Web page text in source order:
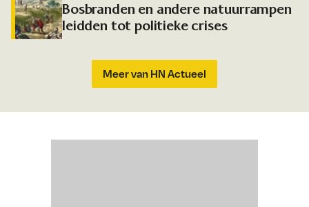
Bosbranden en andere natuurrampen
leidden tot politieke crises
Meer van HN Actueel